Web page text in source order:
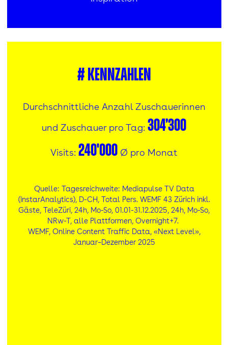
# Kennzahlen
Durchschnittliche Anzahl Zuschauerinnen
und Zuschauer pro Tag: 304’300
Visits: 240'000 Ø pro Monat
Quelle: Tagesreichweite: Mediapulse TV Data
(InstarAnalytics), D-CH, Total Pers. WEMF 43 Zürich inkl.
Gäste, TeleZüri, 24h, Mo-So, 01.01-31.12.2025, 24h, Mo-So,
NRw-T, alle Plattformen, Overnight+7.
WEMF, Online Content Traffic Data, «Next Level»,
Januar–Dezember 2025